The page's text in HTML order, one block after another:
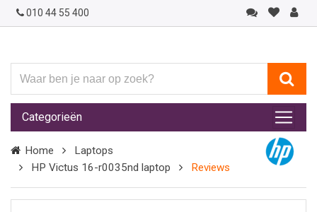
010 44 55 400
ben
je
naar
op
zoek?
Categorieën
Home
Laptops
HP Victus 16-r0035nd laptop
Reviews